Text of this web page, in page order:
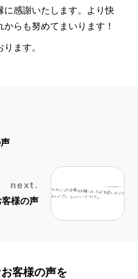
に感謝いたします。より快
らも努めてまいります！
ます。
next.
客様の声
客様の声を